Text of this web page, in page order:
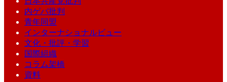
内ゲバ批判
青年同盟
インターナショナルビュー
文化・批評・学習
国際組織
コラム架橋
資料